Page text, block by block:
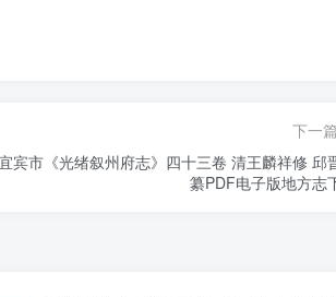
下一
宾市《光绪叙州府志》四十三卷 清王麟祥修 邱
纂PDF电子版地方志